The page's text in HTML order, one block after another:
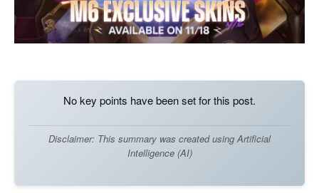
No key points have been set for this post.
Disclaimer: This summary was created using Artificial
Intelligence (AI)